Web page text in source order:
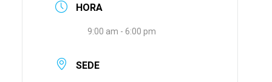
HORA
9:00 am - 6:00 pm
SEDE